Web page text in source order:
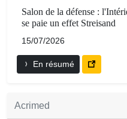
Salon de la défense :
se paie un effet Streisand
15/07/2026
En résumé
Acrimed